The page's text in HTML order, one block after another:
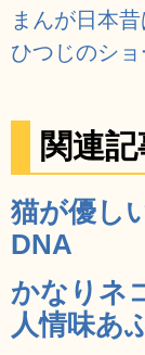
まんが日本
ひつじのシ
関連
猫が優し
DNA
かなりネ
人情味あ